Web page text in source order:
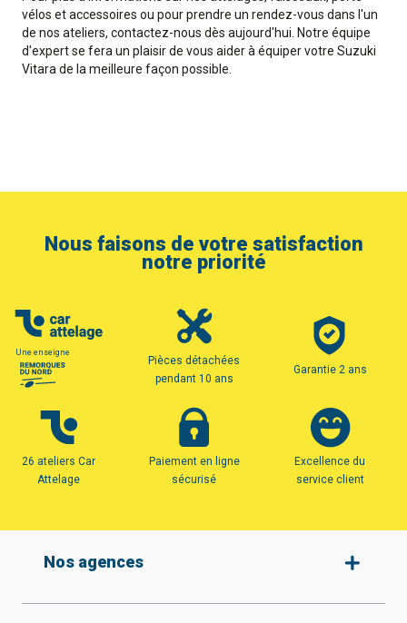
vélos et accessoires ou pour prendre un rendez-vous dans l'un
de nos ateliers, contactez-nous dès aujourd'hui. Notre équipe
d'expert se fera un plaisir de vous aider à équiper votre Suzuki
Vitara de la meilleure façon possible.
Nous faisons de votre satisfaction
notre priorité
Une enseigne
Pièces détachées
pendant 10 ans
Garantie 2 ans
26 ateliers Car
Attelage
Paiement en ligne
sécurisé
Excellence du
service client
Nos agences